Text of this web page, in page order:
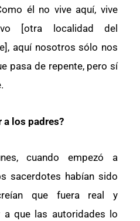
él no vive aquí, vive
[otra localidad del
aquí nosotros sólo nos
pasa de repente, pero sí
a los padres?
cuando empezó a
sacerdotes habían sido
que fuera real y
a que las autoridades lo